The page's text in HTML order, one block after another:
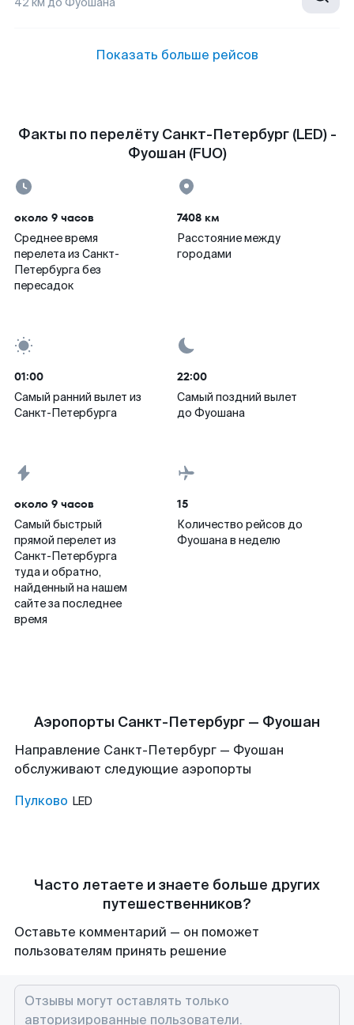
Показать больше рейсов
Факты по перелёту Санкт-Петербург (LED) -
Фуошан (FUO)
около 9 часов
Среднее время
перелета из Санкт-
Петербурга без
пересадок
7408 км
Расстояние между
городами
01:00
Самый ранний вылет из
Санкт-Петербурга
22:00
Самый поздний вылет
до Фуошана
около 9 часов
Самый быстрый
прямой перелет из
Санкт-Петербурга
туда и обратно,
найденный на нашем
сайте за последнее
время
15
Количество рейсов до
Фуошана в неделю
Аэропорты Санкт-Петербург — Фуошан
Направление Санкт-Петербург — Фуошан
обслуживают следующие аэропорты
Пулково LED
Часто летаете и знаете больше других
путешественников?
Оставьте комментарий — он поможет
пользователям принять решение